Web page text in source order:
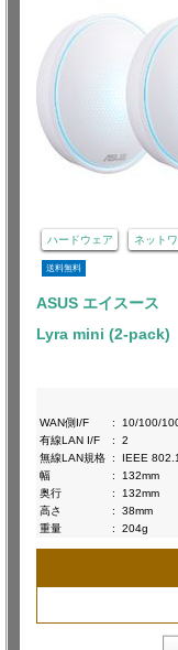
ハードウェア ネット
送料無料
ASUS エイスース
Lyra mini (2-pack)
WAN側I/F
:
10/100/
有線LAN I/F
:
2
無線LAN規格 :
IEEE
幅
:
132mm
奥行
:
132mm
高さ
:
38mm
重量
: 204g